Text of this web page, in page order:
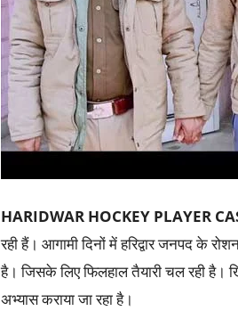
HARIDWAR HOCKEY PLAYER
रही हैं। आगामी दिनों में हरिद्वार जनपद के
है। जिसके लिए फिलहाल तैयारी चल रही है।
अभ्यास कराया जा रहा है।